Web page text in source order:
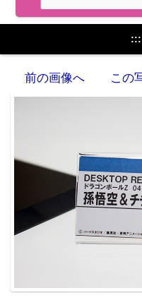
:::
前の画像へ この